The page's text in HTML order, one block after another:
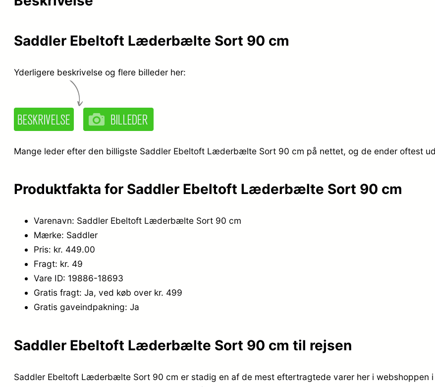
Saddler Ebeltoft Læderbælte Sort 90 cm
Yderligere beskrivelse og flere billeder her:
Mange leder efter den billigste Saddler Ebeltoft Læderbælte Sort 90 cm på nettet, og de ender oftest
Produktfakta for Saddler Ebeltoft Læderbælte Sort 90 cm
Varenavn: Saddler Ebeltoft Læderbælte Sort 90 cm
Mærke: Saddler
Pris: kr. 449.00
Fragt: kr. 49
Vare ID: 19886-18693
Gratis fragt: Ja, ved køb over kr. 499
Gratis gaveindpakning: Ja
Saddler Ebeltoft Læderbælte Sort 90 cm til rejsen
Saddler Ebeltoft Læderbælte Sort 90 cm er stadig en af de mest eftertragtede varer her i webshoppen